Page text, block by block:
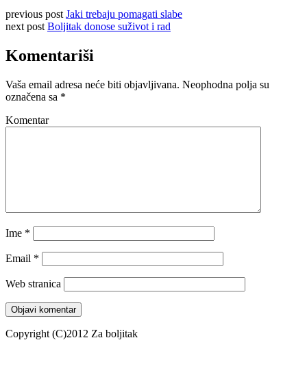
previous post Jaki trebaju pomagati slabe
next post Boljitak donose suživot i rad
Komentariši
Vaša email adresa neće biti objavljivana. Neophodna polja su
označena sa *
Komentar
Ime *
Email *
Web stranica
Copyright (C)2012 Za boljitak